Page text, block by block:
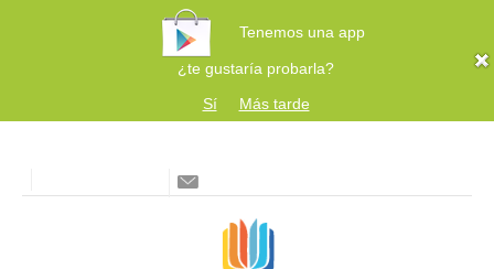
Tenemos una app
¿te gustaría probarla?
Sí
Más tarde